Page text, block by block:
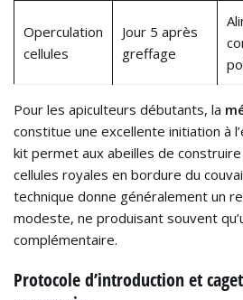
Operculation
cellules
Jour 5 après
greffage
Pour les apiculteurs débutants, la
constitue une excellente initiation à
kit permet aux abeilles de
cellules royales en bordure du
technique donne généralement un
modeste, ne produisant souvent
complémentaire.
Protocole d’introduction et